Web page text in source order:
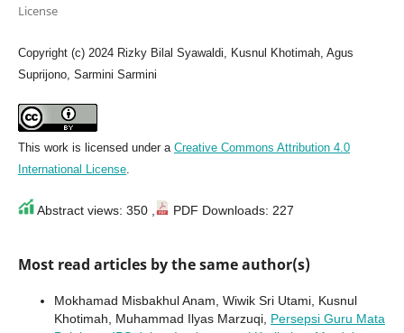
License
Copyright (c) 2024 Rizky Bilal Syawaldi, Kusnul Khotimah, Agus
Suprijono, Sarmini Sarmini
This work is licensed under a Creative Commons Attribution 4.0
International License.
Abstract views: 350 , PDF Downloads: 227
Most read articles by the same author(s)
Mokhamad Misbakhul Anam, Wiwik Sri Utami, Kusnul
Khotimah, Muhammad Ilyas Marzuqi, Persepsi Guru Mata